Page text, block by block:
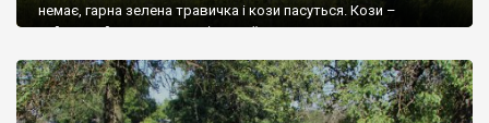
немає, гарна зелена травичка і кози пасуться. Кози –
найкращий регулятор шкідливої, для старих кладовищ,
бруньками, кози ті бруньки обгризають, бо то улюблений
делікатес. На цвинтарі у Голубечому ціла колекція
різноманітних форм хрестів. Село відносно невелике, […]